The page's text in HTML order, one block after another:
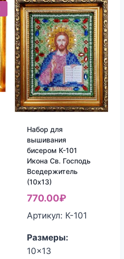
Набор для
вышивания
бисером К-101
Икона Св. Господь
Вседержитель
(10х13)
770.00₽
Артикул: К-101
Размеры:
10x13